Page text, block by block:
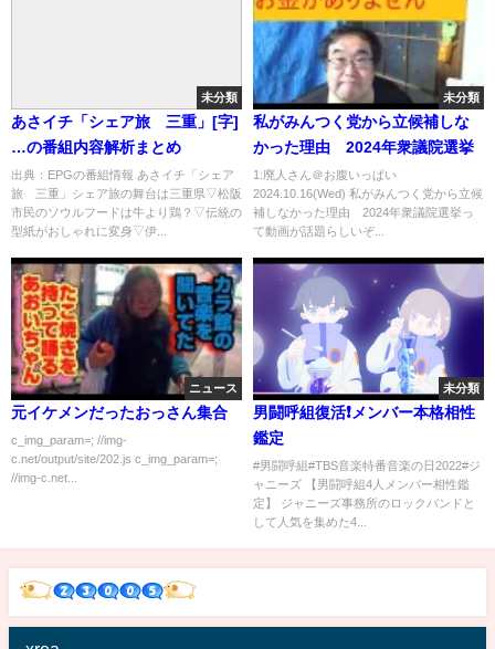
未分類
あさイチ「シェア旅 三重」[字]
…の番組内容解析まとめ
出典：EPGの番組情報 あさイチ「シェア
旅 三重」シェア旅の舞台は三重県▽松阪
市民のソウルフードは牛より鶏？▽伝統の
型紙がおしゃれに変身▽伊...
未分類
私がみんつく党から立候補しな
かった理由 2024年衆議院選挙
1:廃人さん＠お腹いっぱい
2024.10.16(Wed) 私がみんつく党から立候
補しなかった理由 2024年衆議院選挙っ
て動画が話題らしいぞ...
ニュース
元イケメンだったおっさん集合
c_img_param=; //img-
c.net/output/site/202.js c_img_param=;
//img-c.net...
未分類
男闘呼組復活❗️メンバー本格相性
鑑定
#男闘呼組#TBS音楽特番音楽の日2022#ジ
ャニーズ 【男闘呼組4人メンバー相性鑑
定】 ジャニーズ事務所のロックバンドと
して人気を集めた4...